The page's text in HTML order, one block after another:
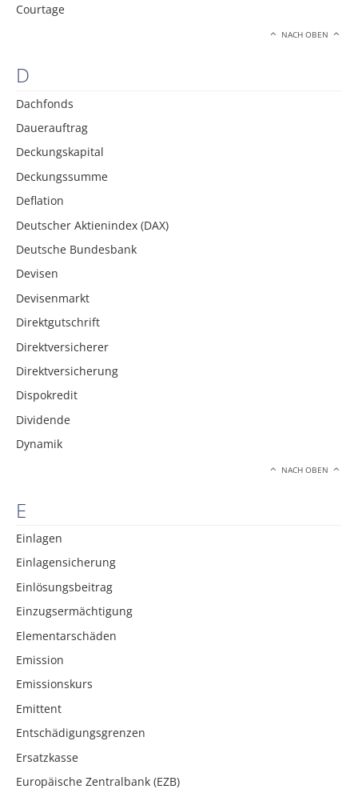
Courtage
NACH OBEN
D
Dachfonds
Dauerauftrag
Deckungskapital
Deckungssumme
Deflation
Deutscher Aktienindex (DAX)
Deutsche Bundesbank
Devisen
Devisenmarkt
Direktgutschrift
Direktversicherer
Direktversicherung
Dispokredit
Dividende
Dynamik
NACH OBEN
E
Einlagen
Einlagensicherung
Einlösungsbeitrag
Einzugsermächtigung
Elementarschäden
Emission
Emissionskurs
Emittent
Entschädigungsgrenzen
Ersatzkasse
Europäische Zentralbank (EZB)